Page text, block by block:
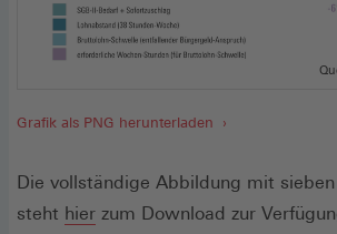
Grafik als PNG herunterladen
Die vollständige Abbildung mit
steht hier(Öffnet
zum Download zur